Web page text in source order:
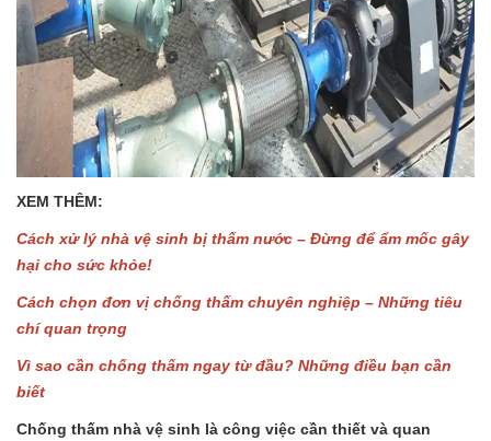
XEM THÊM:
Cách xử lý nhà vệ sinh bị thấm nước – Đừng để ẩm mốc gây
hại cho sức khỏe!
Cách chọn đơn vị chống thấm chuyên nghiệp – Những tiêu
chí quan trọng
Vì sao cần chống thấm ngay từ đầu? Những điều bạn cần
biết
Chống thấm nhà vệ sinh là công việc cần thiết và quan